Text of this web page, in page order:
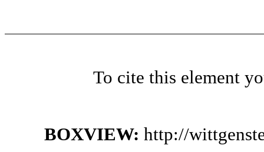
To cite this element
BOXVIEW: http://